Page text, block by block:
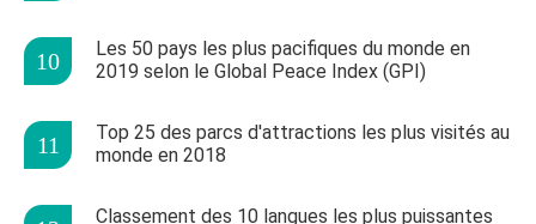
Les 50 pays les plus pacifiques du monde en
2019 selon le Global Peace Index (GPI)
Top 25 des parcs d'attractions les plus visités au
monde en 2018
Classement des 10 langues les plus puissantes